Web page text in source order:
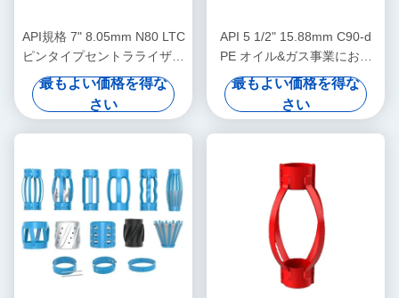
API規格 7" 8.05mm N80 LTC
ピンタイプセントラライザー
（石油・ガス操業におけるケ
ーシングセントラライザーの
変位制限用）
最もよい価格を得な
さい
API 5 1/2" 15.88mm C90-d
PE オイル&ガス事業におけ
る石油場集中機
最もよい価格を得な
さい